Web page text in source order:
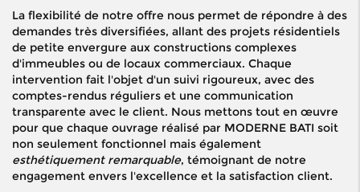
La flexibilité de notre offre nous permet de répondre à des
demandes très diversifiées, allant des projets résidentiels
de petite envergure aux constructions complexes
d'immeubles ou de locaux commerciaux. Chaque
intervention fait l'objet d'un suivi rigoureux, avec des
comptes-rendus réguliers et une communication
transparente avec le client. Nous mettons tout en œuvre
pour que chaque ouvrage réalisé par MODERNE BATI soit
non seulement fonctionnel mais également
esthétiquement remarquable, témoignant de notre
engagement envers l'excellence et la satisfaction client.